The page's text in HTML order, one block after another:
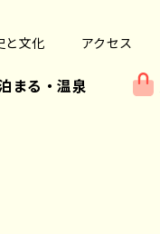
と文化 アクセス
まる・温泉